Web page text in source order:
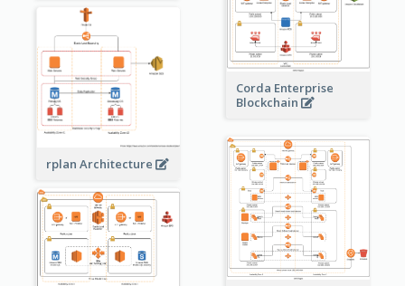
Corda Enterprise
Blockchain
rplan Architecture